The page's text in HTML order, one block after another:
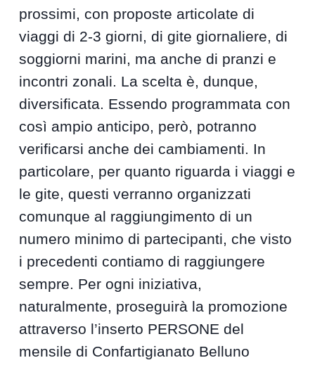
prossimi, con proposte articolate di
viaggi di 2-3 giorni, di gite giornaliere, di
soggiorni marini, ma anche di pranzi e
incontri zonali. La scelta è, dunque,
diversificata. Essendo programmata con
così ampio anticipo, però, potranno
verificarsi anche dei cambiamenti. In
particolare, per quanto riguarda i viaggi e
le gite, questi verranno organizzati
comunque al raggiungimento di un
numero minimo di partecipanti, che visto
i precedenti contiamo di raggiungere
sempre. Per ogni iniziativa,
naturalmente, proseguirà la promozione
attraverso l’inserto PERSONE del
mensile di Confartigianato Belluno